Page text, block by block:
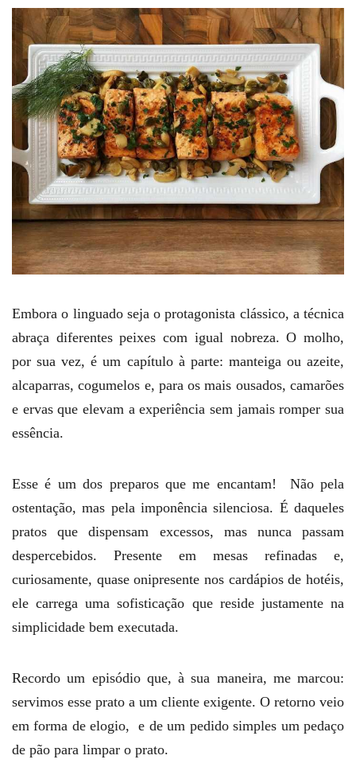
Embora o linguado seja o protagonista clássico, a técnica
abraça diferentes peixes com igual nobreza. O molho,
por sua vez, é um capítulo à parte: manteiga ou azeite,
alcaparras, cogumelos e, para os mais ousados, camarões
e ervas que elevam a experiência sem jamais romper sua
essência.
Esse é um dos preparos que me encantam! Não pela
ostentação, mas pela imponência silenciosa. É daqueles
pratos que dispensam excessos, mas nunca passam
despercebidos. Presente em mesas refinadas e,
curiosamente, quase onipresente nos cardápios de hotéis,
ele carrega uma sofisticação que reside justamente na
simplicidade bem executada.
Recordo um episódio que, à sua maneira, me marcou:
servimos esse prato a um cliente exigente. O retorno veio
em forma de elogio, e de um pedido simples um pedaço
de pão para limpar o prato.